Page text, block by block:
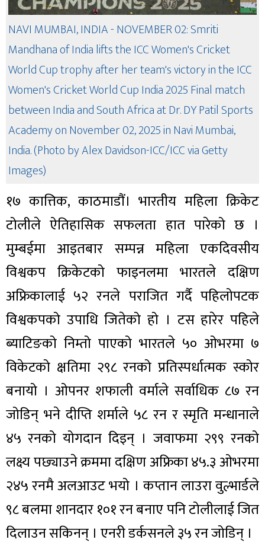
NAVI MUMBAI, INDIA - NOVEMBER 02: Smriti
Mandhana of India lifts the ICC Women's Cricket
World Cup trophy after her team's victory in the ICC
Women's Cricket World Cup India 2025 Final match
between India and South Africa at Dr. DY Patil Sports
Academy on November 02, 2025 in Navi Mumbai,
India. (Photo by Alex Davidson-ICC/ICC via Getty
Images)
१७ कात्तिक, काठमाडौं। भारतीय महिला क्रिकेट
टोलीले ऐतिहासिक सफलता हात पारेको छ ।
मुम्बईमा आइतबार सम्पन्न महिला एकदिवसीय
विश्वकप क्रिकेटको फाइनलमा भारतले दक्षिण
अफ्रिकालाई ५२ रनले पराजित गर्दै पहिलोपटक
विश्वकपको उपाधि जितेको हो । टस हारेर पहिले
ब्याटिङको निम्तो पाएको भारतले ५० ओभरमा ७
विकेटको क्षतिमा २९८ रनको प्रतिस्पर्धात्मक स्कोर
बनायो । ओपनर शफाली वर्माले सर्वाधिक ८७ रन
जोडिन् भने दीप्ति शर्माले ५८ रन र स्मृति मन्धानाले
४५ रनको योगदान दिइन् । जवाफमा २९९ रनको
लक्ष्य पछ्याउने क्रममा दक्षिण अफ्रिका ४५.३ ओभरमा
२४५ रनमै अलआउट भयो । कप्तान लाउरा वुल्भार्डले
९८ बलमा शानदार १०१ रन बनाए पनि टोलीलाई जित
दिलाउन सकिनन् । एनरी डर्कसनले ३५ रन जोडिन् ।